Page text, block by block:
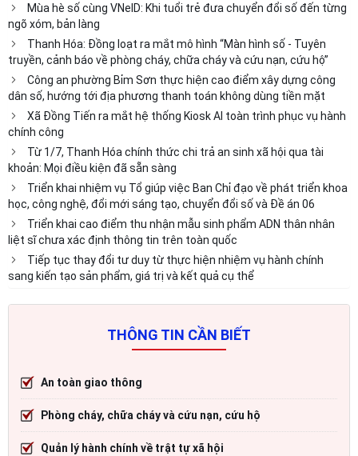
Mùa hè số cùng VNeID: Khi tuổi trẻ đưa chuyển đổi số đến từng
ngõ xóm, bản làng
Thanh Hóa: Đồng loạt ra mắt mô hình “Màn hình số - Tuyên
truyền, cảnh báo về phòng cháy, chữa cháy và cứu nạn, cứu hộ”
Công an phường Bỉm Sơn thực hiện cao điểm xây dựng công
dân số, hướng tới địa phương thanh toán không dùng tiền mặt
Xã Đồng Tiến ra mắt hệ thống Kiosk AI toàn trình phục vụ hành
chính công
Từ 1/7, Thanh Hóa chính thức chi trả an sinh xã hội qua tài
khoản: Mọi điều kiện đã sẵn sàng
Triển khai nhiệm vụ Tổ giúp việc Ban Chỉ đạo về phát triển khoa
học, công nghệ, đổi mới sáng tạo, chuyển đổi số và Đề án 06
Triển khai cao điểm thu nhận mẫu sinh phẩm ADN thân nhân
liệt sĩ chưa xác định thông tin trên toàn quốc
Tiếp tục thay đổi tư duy từ thực hiện nhiệm vụ hành chính
sang kiến tạo sản phẩm, giá trị và kết quả cụ thể
THÔNG TIN CẦN BIẾT
An toàn giao thông
Phòng cháy, chữa cháy và cứu nạn, cứu hộ
Quản lý hành chính về trật tự xã hội